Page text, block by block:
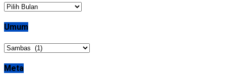
Arsip
Umum
Umum
Meta